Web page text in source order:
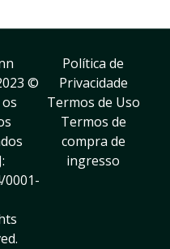
©
0001-
Política de
Privacidade
Termos de Uso
Termos de
compra de
ingresso